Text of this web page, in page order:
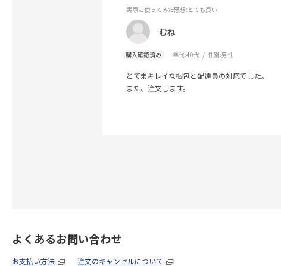
実際に使ってみた感想:とても良い
むね
購入確認済み 年代:40代 性別:男性
とてまキレイな梱包と配達員の対応でした。
また、注文します。
よくあるお問い合わせ
お支払い方法 注文のキャンセルについて